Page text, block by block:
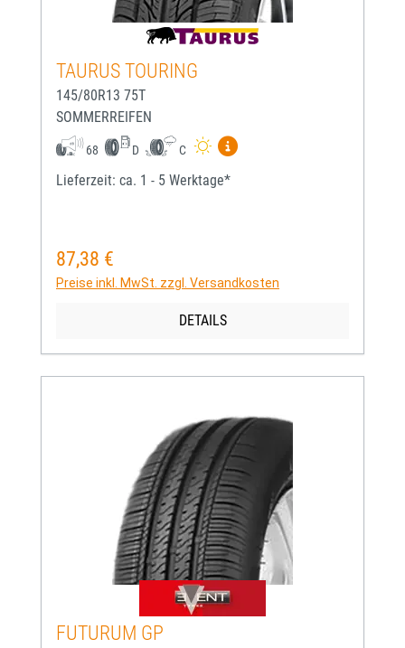
TAURUS TOURING
145/80R13 75T
SOMMERREIFEN
68 D C
Mehr Informationen zum
Lieferzeit: ca. 1 - 5 Werktage*
Regulärer Preis:
87,38 €
Preise inkl. MwSt. zzgl. Versandkosten
DETAILS
FUTURUM GP